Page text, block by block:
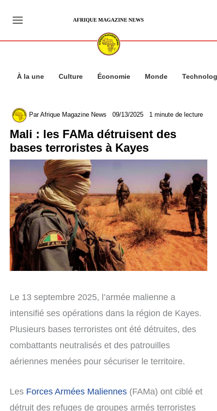
contenu
À la une Culture Économie Monde
ParAfrique Magazine News 09/13/2025 1 minute de lecture
Mali : les FAMa détruisent des
bases terroristes à Kayes
Le 13 septembre 2025, l’armée malienne a
intensifié ses opérations dans la région de Kayes.
Plusieurs bases terroristes ont été détruites, des
combattants neutralisés et des patrouilles
aériennes menées pour sécuriser le territoire.
Les Forces Armées Maliennes (FAMa) ont ciblé et
détruit des refuges de groupes armés terroristes